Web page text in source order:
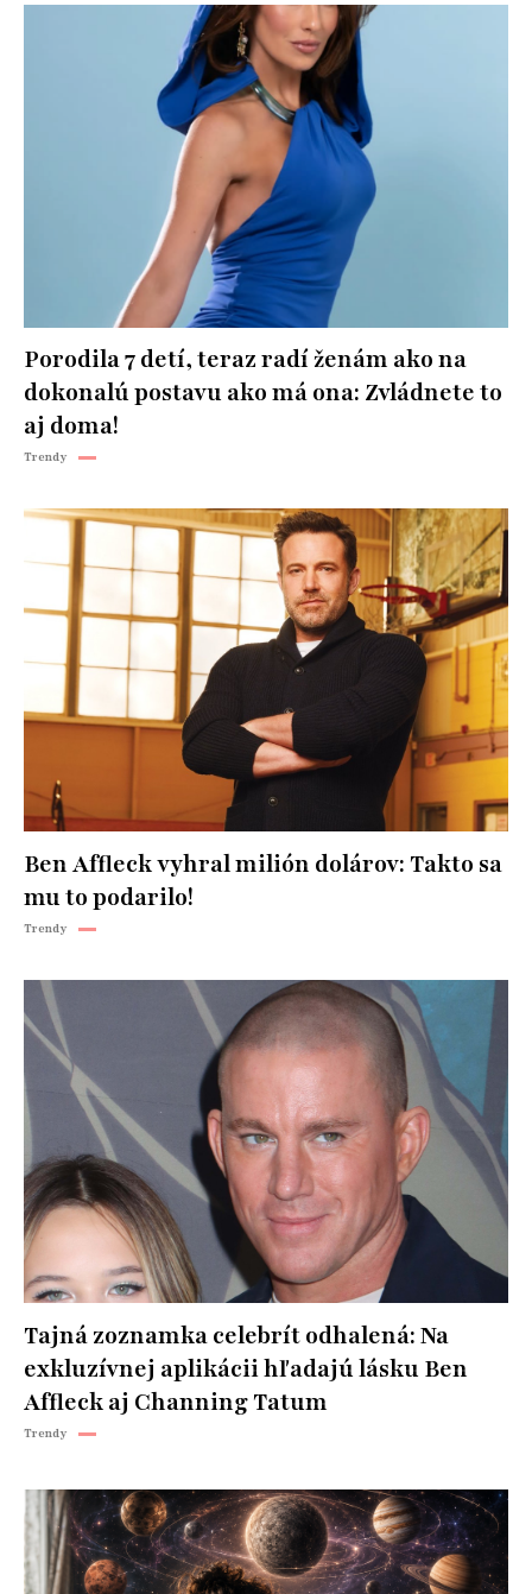
Porodila 7 detí, teraz radí ženám ako na
dokonalú postavu ako má ona: Zvládnete to
aj doma!
Trendy
Ben Affleck vyhral milión dolárov: Takto sa
mu to podarilo!
Trendy
Tajná zoznamka celebrít odhalená: Na
exkluzívnej aplikácii hľadajú lásku Ben
Affleck aj Channing Tatum
Trendy